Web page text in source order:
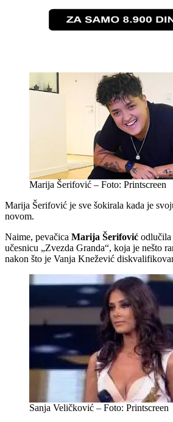
Marija Šerifović – Foto: Printscreen
Marija Šerifović je sve šokirala kada je
novom.
Naime, pevačica Marija Šerifović odlučila
učesnicu „Zvezda Granda“, koja je nešto
nakon što je Vanja Knežević
Sanja Veličković – Foto: Printscreen